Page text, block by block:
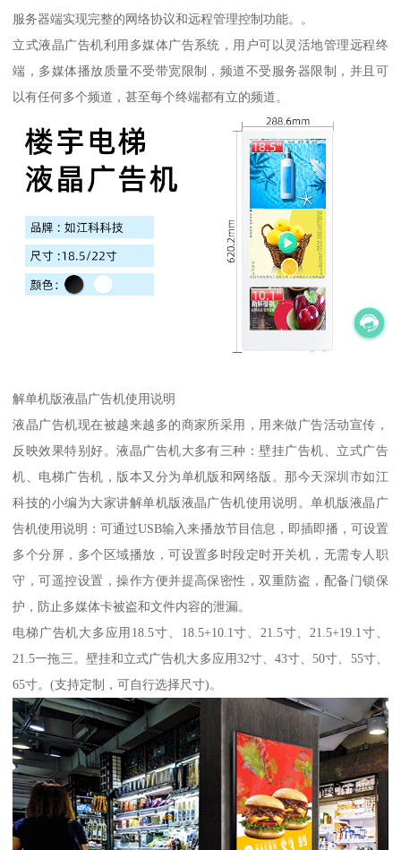
服务器端实现完整的网络协议和远程管理控制功能。。
立式液晶广告机利用多媒体广告系统，用户可以灵活地管理远程终
端，多媒体播放质量不受带宽限制，频道不受服务器限制，并且可
以有任何多个频道，甚至每个终端都有立的频道。
解单机版液晶广告机使用说明
液晶广告机现在被越来越多的商家所采用，用来做广告活动宣传，
反映效果特别好。液晶广告机大多有三种：壁挂广告机、立式广告
机、电梯广告机，版本又分为单机版和网络版。那今天深圳市如江
科技的小编为大家讲解单机版液晶广告机使用说明。单机版液晶广
告机使用说明：可通过USB输入来播放节目信息，即插即播，可设置
多个分屏，多个区域播放，可设置多时段定时开关机，无需专人职
守，可遥控设置，操作方便并提高保密性，双重防盗，配备门锁保
护，防止多媒体卡被盗和文件内容的泄漏。
电梯广告机大多应用18.5寸、18.5+10.1寸、21.5寸、21.5+19.1寸、
21.5一拖三。壁挂和立式广告机大多应用32寸、43寸、50寸、55寸、
65寸。(支持定制，可自行选择尺寸)。